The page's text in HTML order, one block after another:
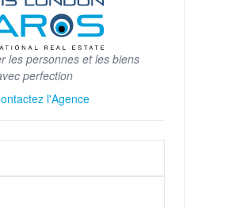
les personnes et les biens
perfection
l'Agence